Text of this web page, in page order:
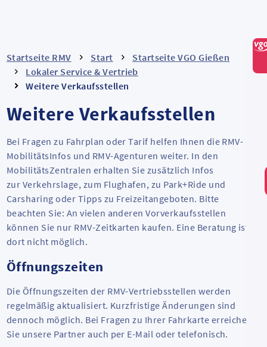
Startseite RMV Start
Startseite VGO Gießen
Lokaler Service & Vertrieb
Weitere Verkaufsstellen
Weitere Verkaufsstellen
Bei Fragen zu Fahrplan oder Tarif helfen Ihnen die RMV-
MobilitätsInfos und RMV-Agenturen weiter. In den
MobilitätsZentralen erhalten Sie zusätzlich Infos
zur Verkehrslage, zum Flughafen, zu Park+Ride und
Carsharing oder Tipps zu Freizeitangeboten. Bitte
beachten Sie: An vielen anderen Vorverkaufsstellen
können Sie nur RMV-Zeitkarten kaufen. Eine Beratung ist
dort nicht möglich.
Öffnungszeiten
Die Öffnungszeiten der RMV-Vertriebsstellen werden
regelmäßig aktualisiert. Kurzfristige Änderungen sind
dennoch möglich. Bei Fragen zu Ihrer Fahrkarte erreichen
Sie unsere Partner auch per E-Mail oder telefonisch.